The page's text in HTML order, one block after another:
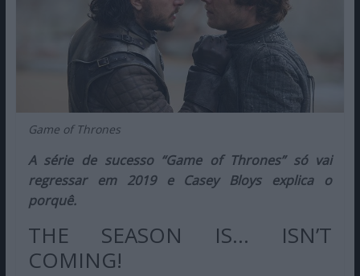
Game of Thrones
A série de sucesso “Game of Thrones” só vai
regressar em 2019 e Casey Bloys explica o
porquê.
THE SEASON IS… ISN’T
COMING!